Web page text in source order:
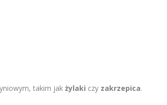
takim jakżylaki czy zakrzepica.